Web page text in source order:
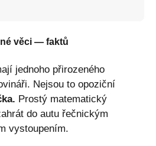
věci — faktů
jednoho přirozeného
Nejsou to opoziční
Prostý matematický
do autu řečnickým
vystoupením.